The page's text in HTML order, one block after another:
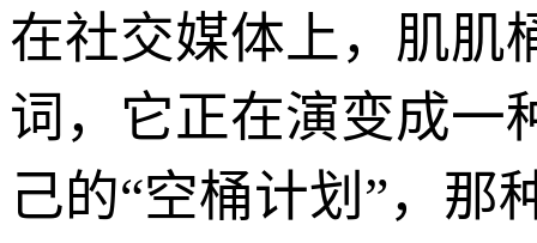
在社交媒体上，肌肌
词，它正在演变成一
己的“空桶计划”，那